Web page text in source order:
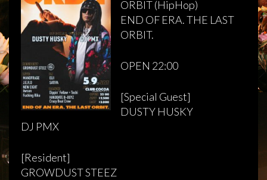
ORBIT (HipHop)
END OF ERA. THE LAST
ORBIT.
OPEN 22:00
[Special Guest]
DUSTY HUSKY
DJ PMX
[Resident]
GROWDUST STEEZ